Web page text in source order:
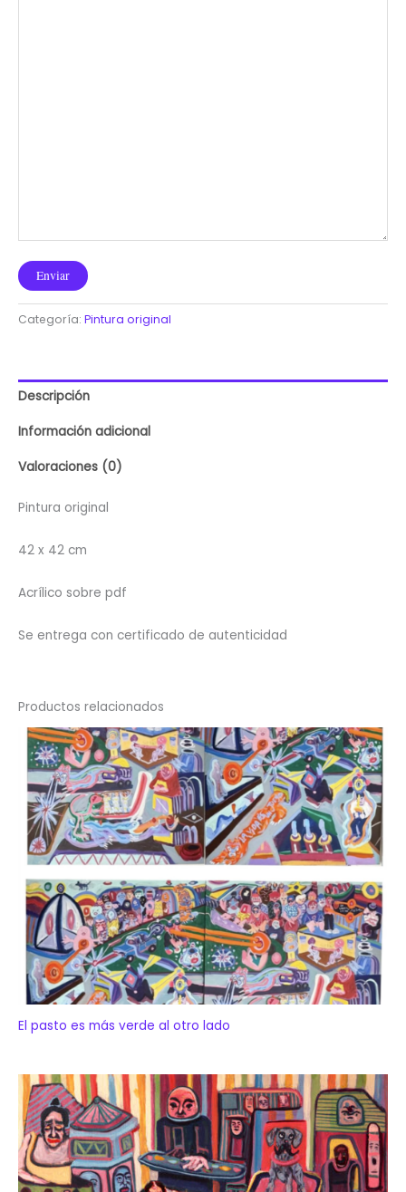
Enviar
Categoría: Pintura original
Descripción
Información adicional
Valoraciones (0)
Pintura original
42 x 42 cm
Acrílico sobre pdf
Se entrega con certificado de autenticidad
Productos relacionados
El pasto es más verde al otro lado